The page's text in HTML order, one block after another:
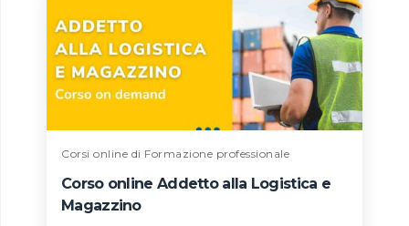
Corsi online di Formazione professionale
Corso online Addetto alla Logistica e
Magazzino